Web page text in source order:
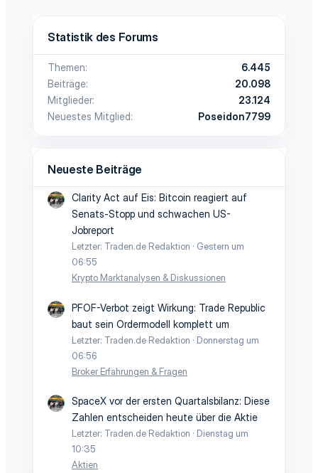
Statistik des Forums
Themen
6.445
Beiträge
20.098
Mitglieder
23.124
Neuestes Mitglied
Poseidon7799
Neueste Beiträge
Clarity Act auf Eis: Bitcoin reagiert auf
Senats-Stopp und schwachen US-
Jobreport
Letzter: Traden.de Redaktion
Gestern um
06:55
Krypto Marktanalysen & Diskussionen
PFOF-Verbot zeigt Wirkung: Trade Republic
baut sein Ordermodell komplett um
Letzter: Traden.de Redaktion
Donnerstag um
06:56
Broker Erfahrungen & Fragen
SpaceX vor der ersten Quartalsbilanz: Diese
Zahlen entscheiden heute über die Aktie
Letzter: Traden.de Redaktion
Dienstag um
10:35
Aktien